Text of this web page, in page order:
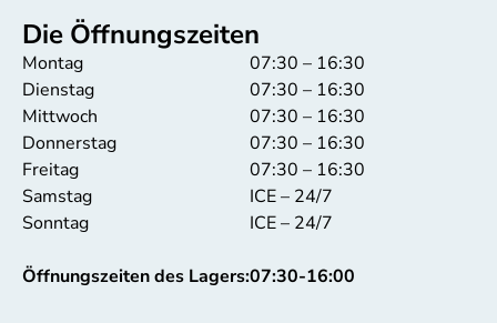
Die Öffnungszeiten
Montag
Dienstag
Mittwoch
Donnerstag
Freitag
Samstag
Sonntag
Öffnungszeiten des Lagers:
07:30 – 16:30
07:30 – 16:30
07:30 – 16:30
07:30 – 16:30
07:30 – 16:30
ICE – 24/7
ICE – 24/7
07:30-16:00